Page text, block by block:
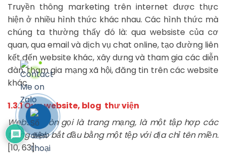
Truyền thông marketing trên internet được thực
hiện ở nhiều hình thức khác nhau. Các hình thức mà
chúng ta thường thấy đó là: qua websiste của cơ
quan, qua email và dịch vụ chat online, tạo đường liên
kết đến website khác, xây dưng và tham gia các diễn
đàn, tham gia mạng xã hội, đăng tin trên các website
khác.
1.3.1 Qua website, blog thư viện
Website còn gọi là trang mạng, là một tập hợp các
trang web bắt đầu bằng một tệp với địa chỉ tên miền.
[10, 63]